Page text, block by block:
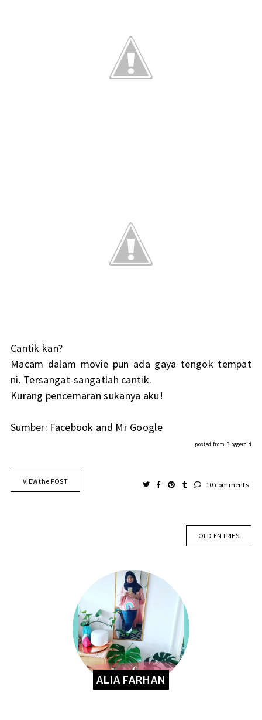
Cantik kan?
Macam dalam movie pun ada gaya tengok tempat
ni. Tersangat-sangatlah cantik.
Kurang pencemaran sukanya aku!
Sumber: Facebook and Mr Google
posted from Bloggeroid
VIEW the POST 10 comments
OLD ENTRIES
ALIA FARHAN